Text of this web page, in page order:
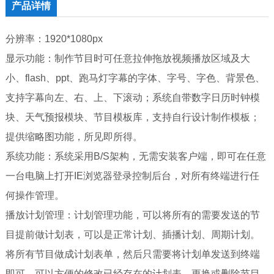
产品详情
分辨率：1920*1080px
显示功能：制作节目时可任意拉伸拖放视频播放区域及大
小、flash、ppt、跑马灯字幕的字体、字号、字色、背景色、
支持字幕向左、右、上、下滚动；系统自带数字日历时钟模
块、天气预报模块、节目模板库，支持自行设计制作模板；
提供缩略图功能，所见即所得。
系统功能：系统采用B/S架构，无需安装客户端，即可在任意
一台电脑上打开IE浏览器登录控制后台，对所有终端进行任
何操作管理。
播放计划管理：计划管理功能，可以将所有的需要发送的节
目提前做计划表，可以是正常计划、插播计划、周期计划。
将所有节目做成计划表单，然后只需要将计划单发送到终端